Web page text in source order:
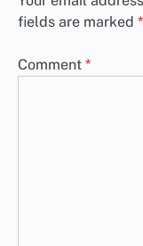
fields are marked *
Comment *